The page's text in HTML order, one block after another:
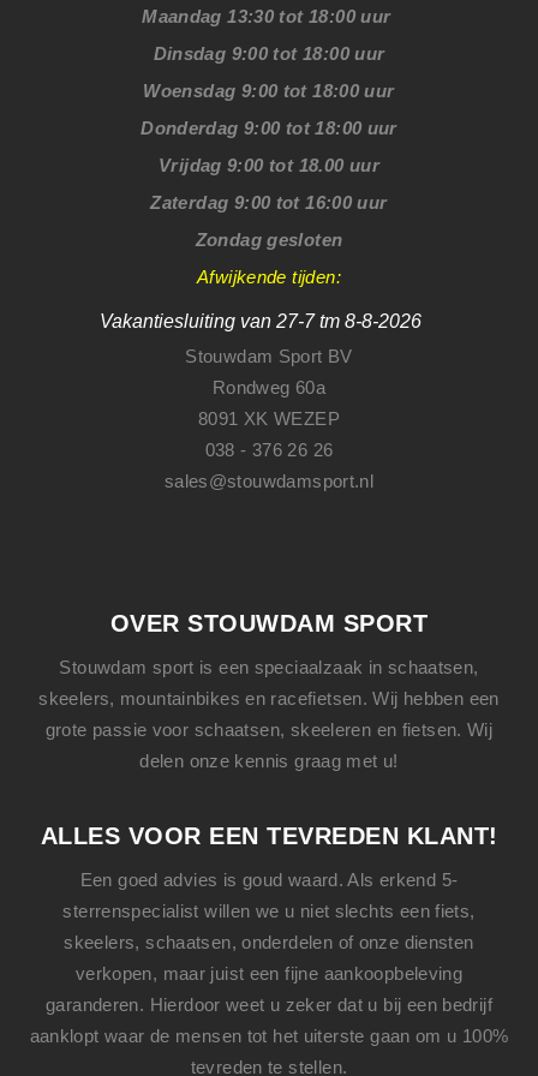
Maandag 13:30 tot 18:00 uur
Dinsdag 9:00 tot 18:00 uur
Woensdag 9:00 tot 18:00 uur
Donderdag 9:00 tot 18:00 uur
Vrijdag 9:00 tot 18.00 uur
Zaterdag 9:00 tot 16:00 uur
Zondag gesloten
Afwijkende tijden:
Vakantiesluiting van 27-7 tm 8-8-2026
Stouwdam Sport BV
Rondweg 60a
8091 XK WEZEP
038 - 376 26 26
sales@stouwdamsport.nl
OVER STOUWDAM SPORT
Stouwdam sport is een speciaalzaak in schaatsen,
skeelers, mountainbikes en racefietsen. Wij hebben een
grote passie voor schaatsen, skeeleren en fietsen. Wij
delen onze kennis graag met u!
ALLES VOOR EEN TEVREDEN KLANT!
Een goed advies is goud waard. Als erkend 5-
sterrenspecialist willen we u niet slechts eenfiets,
skeelers,schaatsen, onderdelen of onze diensten
verkopen, maar juist een fijne aankoopbeleving
garanderen. Hierdoor weet u zeker dat u bij een bedrijf
aanklopt waar de mensen tot het uiterste gaan om u 100%
tevreden te stellen.